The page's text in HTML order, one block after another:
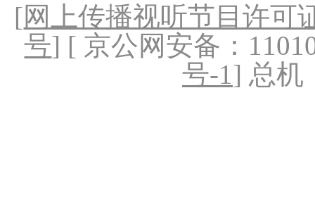
[网上传播视听节目许可
号] [ 京公网安备：
号-1] 总机